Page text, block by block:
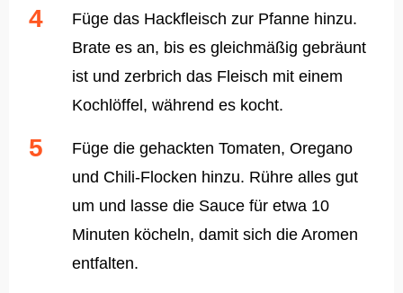
Füge das Hackfleisch zur Pfanne hinzu.
Brate es an, bis es gleichmäßig gebräunt
ist und zerbrich das Fleisch mit einem
Kochlöffel, während es kocht.
Füge die gehackten Tomaten, Oregano
und Chili-Flocken hinzu. Rühre alles gut
um und lasse die Sauce für etwa 10
Minuten köcheln, damit sich die Aromen
entfalten.